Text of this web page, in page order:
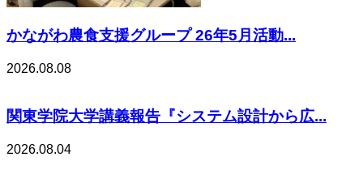
かながわ農食支援グループ 26年5月活動...
2026.08.08
関東学院大学講義報告『システム設計から広...
2026.08.04